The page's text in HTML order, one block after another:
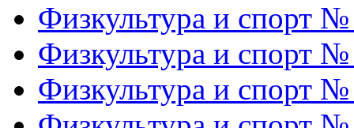
Физкультура и спорт
Физкультура и спорт
Физкультура и спорт